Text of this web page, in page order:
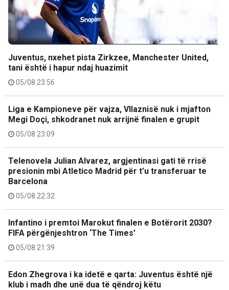
Juventus, nxehet pista Zirkzee, Manchester United,
tani është i hapur ndaj huazimit
05/08 23:56
Liga e Kampioneve për vajza, Vllaznisë nuk i mjafton
Megi Doçi, shkodranet nuk arrijnë finalen e grupit
05/08 23:09
Telenovela Julian Alvarez, argjentinasi gati të rrisë
presionin mbi Atletico Madrid për t’u transferuar te
Barcelona
05/08 22:32
Infantino i premtoi Marokut finalen e Botërorit 2030?
FIFA përgënjeshtron ‘The Times’
05/08 21:39
Edon Zhegrova i ka idetë e qarta: Juventus është një
klub i madh dhe unë dua të qëndroj këtu